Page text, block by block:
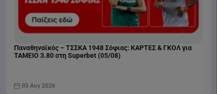
Παναθηναϊκός – ΤΣΣΚΑ 1948 Σόφιας: ΚΑΡΤΕΣ & ΓΚΟΛ για
ΤΑΜΕΙΟ 3.80 στη Superbet (05/08)
05 Αυγ 2026